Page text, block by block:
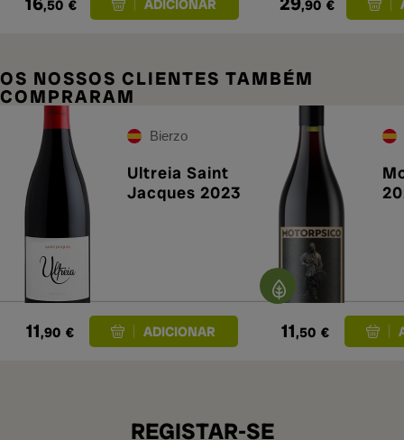
,50 € ,90 €
OS NOSSOS CLIENTES TAMBÉM
COMPRARAM
Bierzo
Ultreia Saint
Jacques 2023
11,90 € 11,50 €
REGISTAR-SE